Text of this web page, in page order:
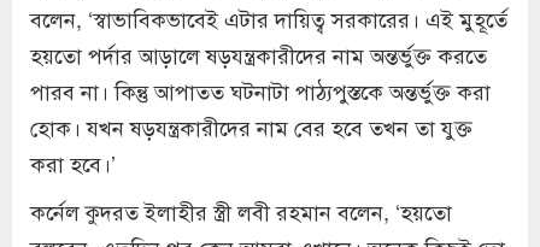
বলেন, ‘স্বাভাবিকভাবেই এটার দায়িত্ব সরকারের। এই মুহূর্তে
হয়তো পর্দার আড়ালে ষড়যন্ত্রকারীদের নাম অন্তর্ভুক্ত করতে
পারব না। কিন্তু আপাতত ঘটনাটা পাঠ্যপুস্তকে অন্তর্ভুক্ত করা
হোক। যখন ষড়যন্ত্রকারীদের নাম বের হবে তখন তা যুক্ত
করা হবে।’
কর্নেল কুদরত ইলাহীর স্ত্রী লবী রহমান বলেন, ‘হয়তো